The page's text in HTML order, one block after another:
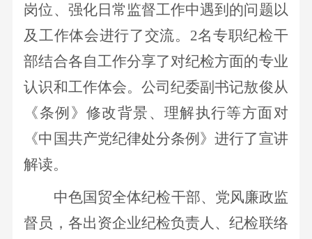
岗位、强化日常监督工作中遇到的问题以
及工作体会进行了交流。2名专职纪检干
部结合各自工作分享了对纪检方面的专业
认识和工作体会。公司纪委副书记敖俊从
《条例》修改背景、理解执行等方面对
《中国共产党纪律处分条例》进行了宣讲
解读。
中色国贸全体纪检干部、党风廉政监
督员，各出资企业纪检负责人、纪检联络